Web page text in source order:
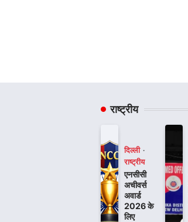
राष्ट्रीय
दिल्ली
राष्ट्रीय
एनसीसी
अचीवर्स
अवार्ड
2026 के
लिए